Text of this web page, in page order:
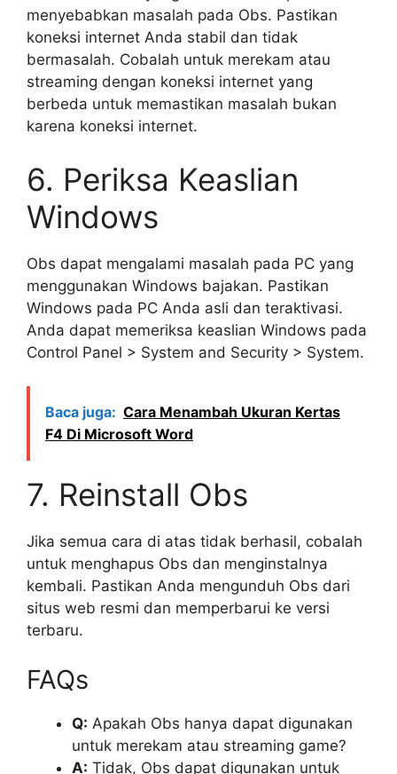
menyebabkan masalah pada Obs. Pastikan
koneksi internet Anda stabil dan tidak
bermasalah. Cobalah untuk merekam atau
streaming dengan koneksi internet yang
berbeda untuk memastikan masalah bukan
karena koneksi internet.
6. Periksa Keaslian
Windows
Obs dapat mengalami masalah pada PC yang
menggunakan Windows bajakan. Pastikan
Windows pada PC Anda asli dan teraktivasi.
Anda dapat memeriksa keaslian Windows pada
Control Panel > System and Security > System.
Baca juga: Cara Menambah Ukuran Kertas
F4 Di Microsoft Word
7. Reinstall Obs
Jika semua cara di atas tidak berhasil, cobalah
untuk menghapus Obs dan menginstalnya
kembali. Pastikan Anda mengunduh Obs dari
situs web resmi dan memperbarui ke versi
terbaru.
FAQs
Q: Apakah Obs hanya dapat digunakan
untuk merekam atau streaming game?
A: Tidak, Obs dapat digunakan untuk